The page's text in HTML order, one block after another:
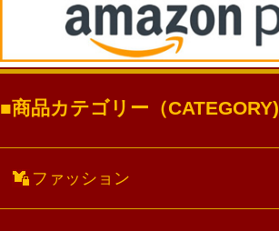
商品カテゴリー（CATEGORY)
ファッション